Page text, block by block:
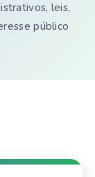
leis,
público